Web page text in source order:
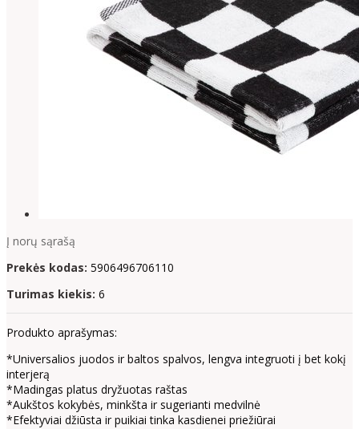
Į norų sąrašą
Prekės kodas: 5906496706110
Turimas kiekis: 6
Produkto aprašymas:
*Universalios juodos ir baltos spalvos, lengva integruoti į bet kokį
interjerą
*Madingas platus dryžuotas raštas
*Aukštos kokybės, minkšta ir sugerianti medvilnė
*Efektyviai džiūsta ir puikiai tinka kasdienei priežiūrai